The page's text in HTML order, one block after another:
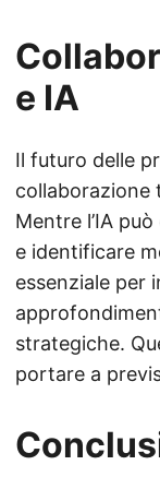
e IA
Il futuro delle
collaborazione
Mentre l’IA
e identificare
essenziale per
strategiche.
portare a